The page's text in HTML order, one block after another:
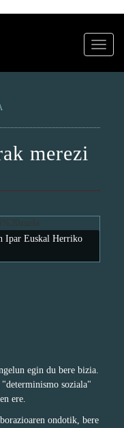
merezi
Ipar Euskal Herriko
egin du bere bizia.
soziala"
ere.
ondotik, bere